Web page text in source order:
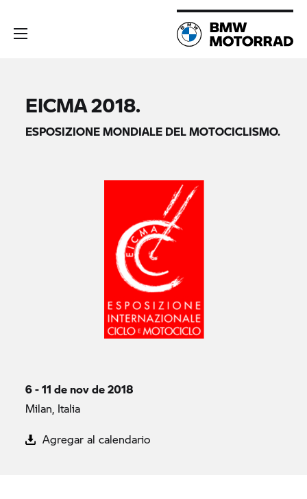
EICMA 2018.
ESPOSIZIONE MONDIALE DEL MOTOCICLISMO.
6 - 11 de nov de 2018
Milan, Italia
Agregar al calendario